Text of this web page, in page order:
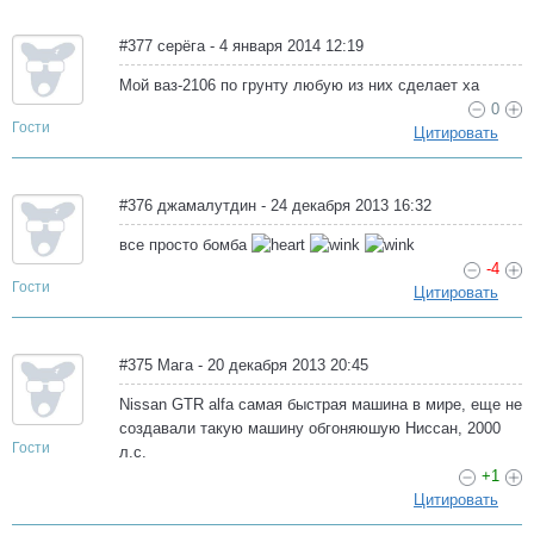
Гости
#377 серёга - 4 января 2014 12:19
Мой ваз-2106 по грунту любую из них сделает ха
0
Цитировать
Гости
#376 джамалутдин - 24 декабря 2013 16:32
все просто бомба
-4
Цитировать
Гости
#375 Мага - 20 декабря 2013 20:45
Nissan GTR alfa самая быстрая машина в мире, еще не
создавали такую машину обгоняюшую Ниссан, 2000
л.с.
+1
Цитировать